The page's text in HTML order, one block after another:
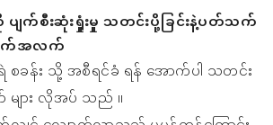
ပျက်စီးဆုံးရှုံးမှု သတင်းပို့ခြင်းနဲ့ပတ်သက်
က်အလက်
စခန်း သို့ အစီရင်ခံ ရန် အောက်ပါ သတင်း
ျား လိုအပ် သည် ။